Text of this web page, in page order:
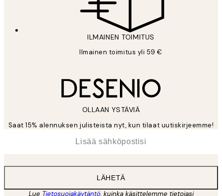
ILMAINEN TOIMITUS
Ilmainen toimitus yli 59 €
OLLAAN YSTÄVIÄ
Saat 15% alennuksen julisteista nyt, kun tilaat uutiskirjeemme!
LÄHETÄ
Lue Tietosuojakäytäntö, kuinka käsittelemme tietojasi